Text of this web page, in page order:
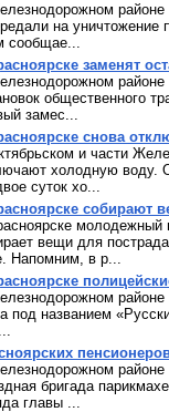
районе
на уничтожение
сообщае...
заменят
районе
общественного
замес...
снова
и части
холодную воду.
суток хо...
собирают
молодежный
вещи для
Напомним, в р...
районе
под названием
районе
бригада
главы ...